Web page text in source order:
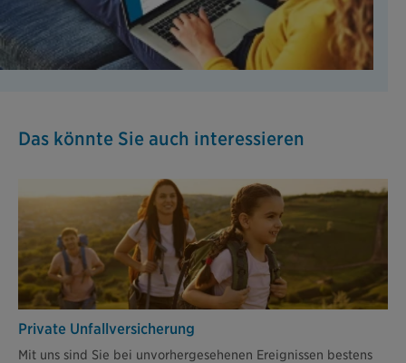
Das könnte Sie auch interessieren
Private Unfallversicherung
Mit uns sind Sie bei unvorhergesehenen Ereignissen bestens